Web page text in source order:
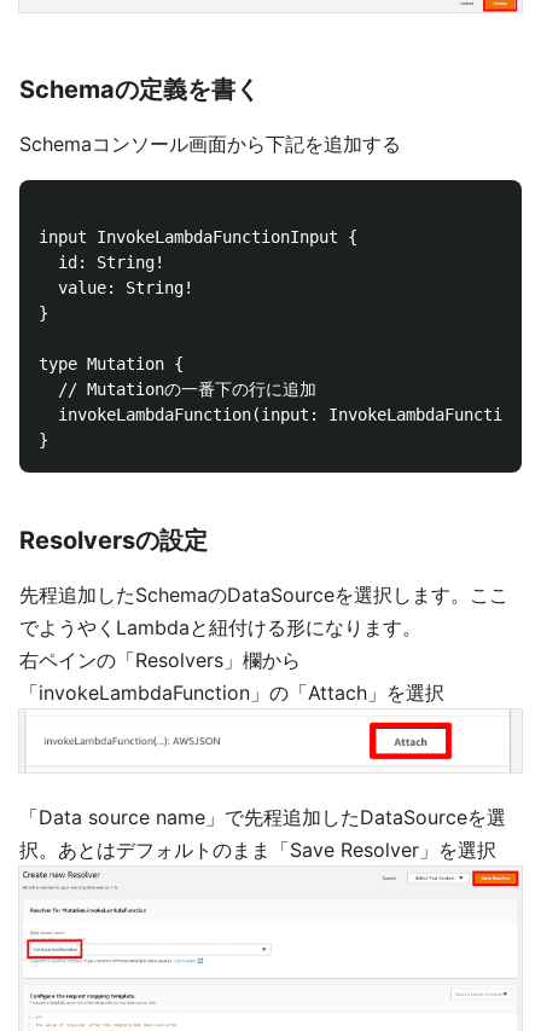
Schemaの定義を書く
Schemaコンソール画面から下記を追加する
input InvokeLambdaFunctionInput {
  id: String!
  value: String!
}
type Mutation {
  // Mutationの一番下の行に追加
invokeLambdaFunction(input:
Resolversの設定
先程追加したSchemaのDataSourceを選択します。ここ
でようやくLambdaと紐付ける形になります。
右ペインの「Resolvers」欄から
「invokeLambdaFunction」の「Attach」を選択
「Data source name」で先程追加したDataSourceを選
択。あとはデフォルトのまま「Save Resolver」を選択